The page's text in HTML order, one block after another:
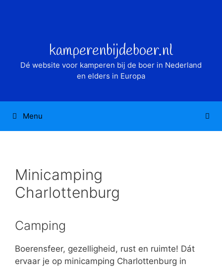
kamperenbijdeboer.nl
Dé website voor kamperen bij de boer in Nederland
en elders in Europa
Menu
Minicamping
Charlottenburg
Camping
Boerensfeer, gezelligheid, rust en ruimte! Dát
ervaar je op minicamping Charlottenburg in